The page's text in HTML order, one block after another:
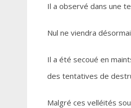
Il a observé dans une
Nul ne viendra
Il a été secoué en
des tentatives de
Malgré ces velléités